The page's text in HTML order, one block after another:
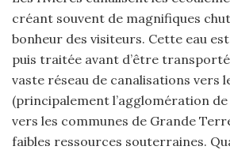
créant souvent de magnifiques
bonheur des visiteurs. Cette eau
puis traitée avant d’être
vaste réseau de canalisations vers
(principalement l’agglomération
vers les communes de Grande
faibles ressources souterraines.